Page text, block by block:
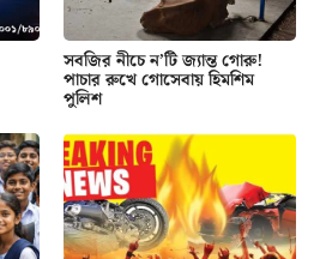
সবজির নীচে ন’টি জ্যান্ত গোরু!
পাচার রুখে গোসেবায় হিমশিম
পুলিশ